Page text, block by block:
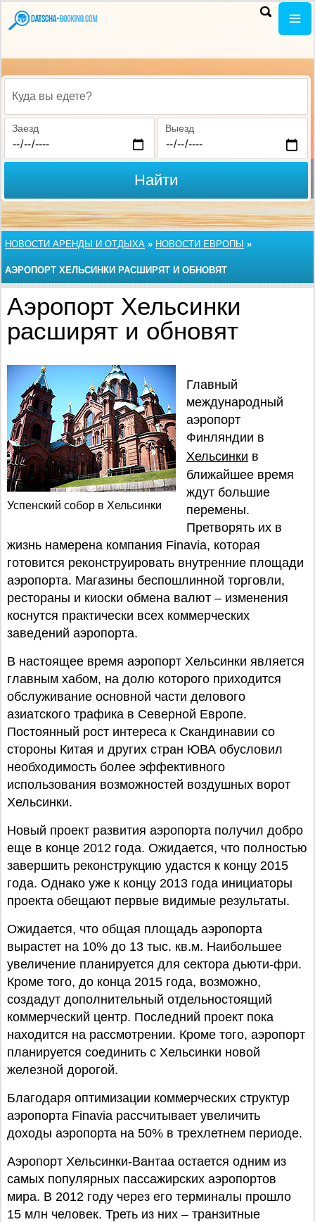
Куда вы едете?
Заезд Выезд
Найти
НОВОСТИ АРЕНДЫ И ОТДЫХА » НОВОСТИ ЕВРОПЫ »
АЭРОПОРТ ХЕЛЬСИНКИ РАСШИРЯТ И ОБНОВЯТ
Аэропорт Хельсинки
расширят и обновят
Успенский собор в Хельсинки
Главный
международный
аэропорт
Финляндии в
Хельсинки в
ближайшее время
ждут большие
перемены.
Претворять их в
жизнь намерена компания Finavia, которая
готовится реконструировать внутренние площади
аэропорта. Магазины беспошлинной торговли,
рестораны и киоски обмена валют – изменения
коснутся практически всех коммерческих
заведений аэропорта.
В настоящее время аэропорт Хельсинки является
главным хабом, на долю которого приходится
обслуживание основной части делового
азиатского трафика в Северной Европе.
Постоянный рост интереса к Скандинавии со
стороны Китая и других стран ЮВА обусловил
необходимость более эффективного
использования возможностей воздушных ворот
Хельсинки.
Новый проект развития аэропорта получил добро
еще в конце 2012 года. Ожидается, что полностью
завершить реконструкцию удастся к концу 2015
года. Однако уже к концу 2013 года инициаторы
проекта обещают первые видимые результаты.
Ожидается, что общая площадь аэропорта
вырастет на 10% до 13 тыс. кв.м. Наибольшее
увеличение планируется для сектора дьюти-фри.
Кроме того, до конца 2015 года, возможно,
создадут дополнительный отдельностоящий
коммерческий центр. Последний проект пока
находится на рассмотрении. Кроме того, аэропорт
планируется соединить с Хельсинки новой
железной дорогой.
Благодаря оптимизации коммерческих структур
аэропорта Finavia рассчитывает увеличить
доходы аэропорта на 50% в трехлетнем периоде.
Аэропорт Хельсинки-Вантаа остается одним из
самых популярных пассажирских аэропортов
мира. В 2012 году через его терминалы прошло
15 млн человек. Треть из них – транзитные